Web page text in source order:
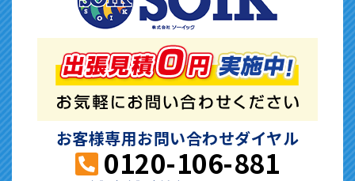
お客様専用お問い合わせダイヤル
0120-106-881